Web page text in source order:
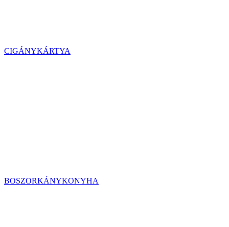
CIGÁNYKÁRTYA
BOSZORKÁNYKONYHA